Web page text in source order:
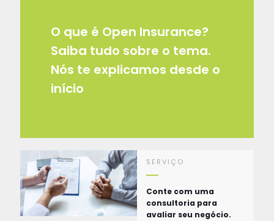
O que é Open Insurance?
Saiba tudo sobre o tema.
Nós te explicamos desde o
início
SERVIÇO
Conte com uma
consultoria para
avaliar seu negócio.